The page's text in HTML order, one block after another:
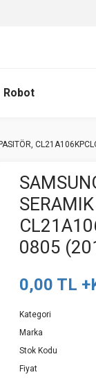
Robot
0805
0,00 TL
Kategori
Marka
Stok Kodu
Fiyat